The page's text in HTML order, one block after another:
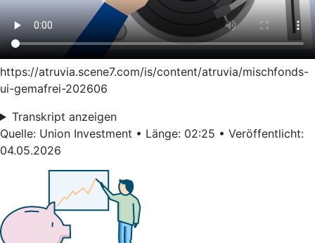
https://atruvia.scene7.com/is/content/atruvia/mischfonds-
ui-gemafrei-202606
Transkript anzeigen
Quelle: Union Investment • Länge: 02:25 • Veröffentlicht:
04.05.2026